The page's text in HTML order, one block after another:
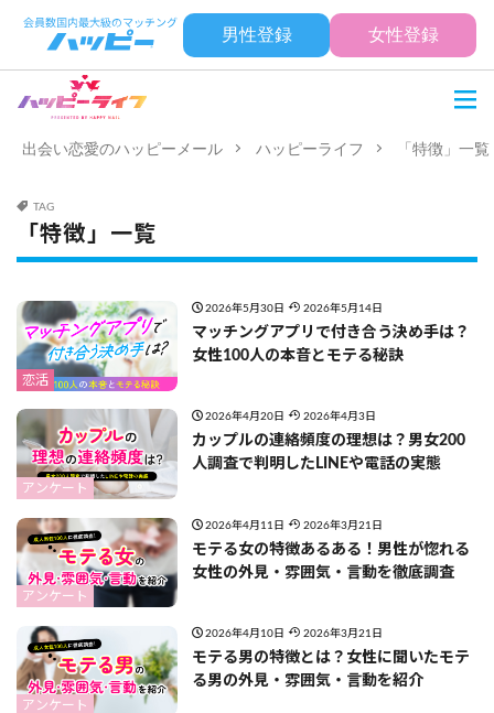
男性登録 女性登録
出会い恋愛のハッピーメール ハッピーライフ 「特徴」一覧
TAG
「特徴」一覧
恋活
2026年5月30日 2026年5月14日
マッチングアプリで付き合う決め手は？
女性100人の本音とモテる秘訣
アンケート
2026年4月20日 2026年4月3日
カップルの連絡頻度の理想は？男女200
人調査で判明したLINEや電話の実態
アンケート
2026年4月11日 2026年3月21日
モテる女の特徴あるある！男性が惚れる
女性の外見・雰囲気・言動を徹底調査
アンケート
2026年4月10日 2026年3月21日
モテる男の特徴とは？女性に聞いたモテ
る男の外見・雰囲気・言動を紹介